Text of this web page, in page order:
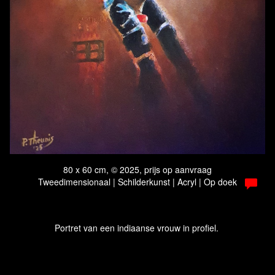
80 x 60 cm, © 2025, prijs op aanvraag
Tweedimensionaal | Schilderkunst | Acryl | Op doek
Portret van een indiaanse vrouw in profiel.